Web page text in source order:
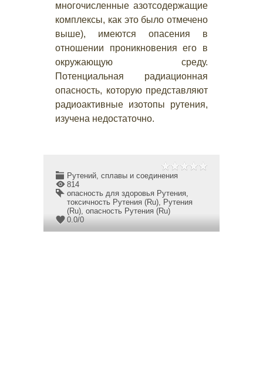
многочисленные азотсодержащие
комплексы, как это было отмечено
выше), имеются опасения в
отношении проникновения его в
окружающую среду.
Потенциальная радиационная
опасность, которую представляют
радиоактивные изотопы рутения,
изучена недостаточно.
Рутений, сплавы и соединения
814
опасность для здоровья Рутения,
токсичность Рутения (Ru), Рутения
(Ru), опасность Рутения (Ru)
0.0/0